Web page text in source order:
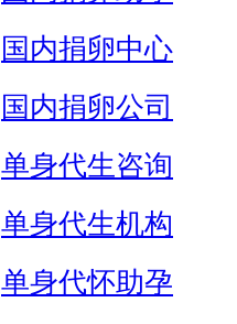
国内捐卵中心
国内捐卵公司
单身代生咨询
单身代生机构
单身代怀助孕